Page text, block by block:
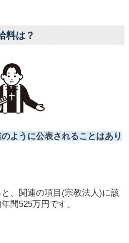
料は？
ように公表されることはあり
、関連の項目(宗教法人)に該
間525万円です。